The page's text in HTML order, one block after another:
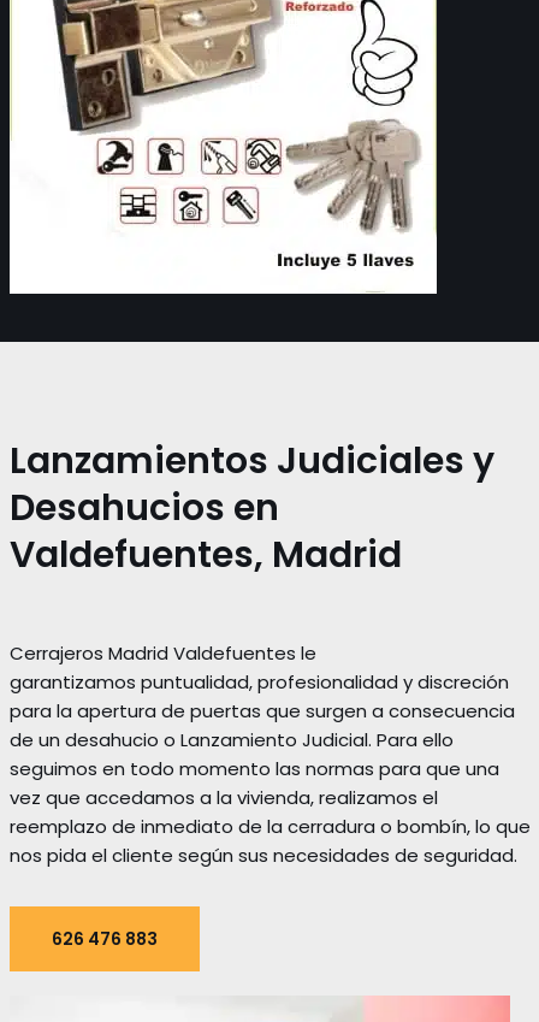
Lanzamientos Judiciales y
Desahucios en
Valdefuentes, Madrid
Cerrajeros Madrid Valdefuentes le
garantizamos puntualidad, profesionalidad y discreción
para la apertura de puertas que surgen a consecuencia
de un desahucio o Lanzamiento Judicial. Para ello
seguimos en todo momento las normas para que una
vez que accedamos a la vivienda, realizamos el
reemplazo de inmediato de la cerradura o bombín, lo que
nos pida el cliente según sus necesidades de seguridad.
626 476 883